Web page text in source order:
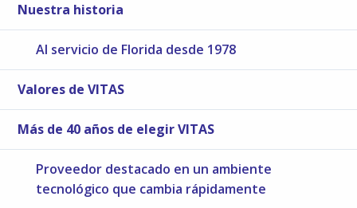
Nuestra historia
Al servicio de Florida desde 1978
Valores de VITAS
Más de 40 años de elegir VITAS
Proveedor destacado en un ambiente
tecnológico que cambia rápidamente